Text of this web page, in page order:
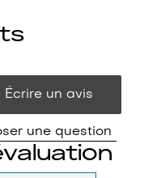
Écrire un avis
une question